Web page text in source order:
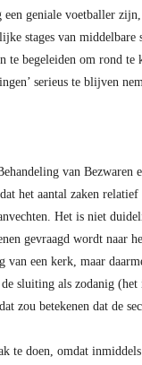
geniale voetballer
stages van
te begeleiden om rond
serieus te blijven
van
het aantal zaken
Het is niet
gevraagd wordt naar
een kerk, maar
sluiting als zodanig
zou betekenen dat de
te doen, omdat